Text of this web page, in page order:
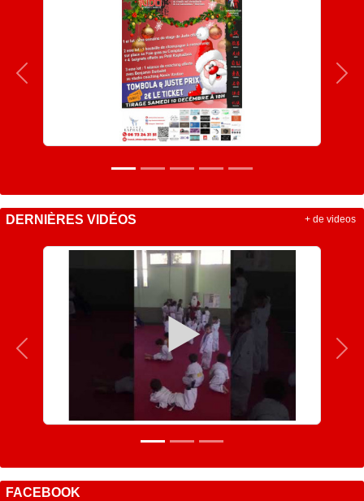
Précedent
DERNIÈRES VIDÉOS
Précedent
+ de videos
FACEBOOK